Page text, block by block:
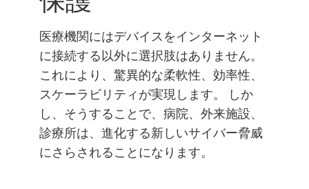
企業情報
医療機関にはデバイスをインターネット
に接続する以外に選択肢はありません。
これにより、驚異的な柔軟性、効率性、
スケーラビリティが実現します。 しか
し、そうすることで、病院、外来施設、
診療所は、進化する新しいサイバー脅威
にさらされることになります。